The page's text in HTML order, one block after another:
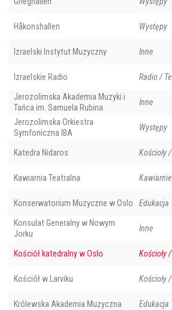
Håkonshallen Występy
Izraelski Instytut Muzyczny Inne
Izraelskie Radio Radio /
Jerozolimska Akademia Muzyki i
Tańca im. Samuela Rubina
Inne
Jerozolimska Orkiestra
Symfoniczna IBA
Występy
Katedra Nidaros Kościoły
Kawiarnia Teatralna Kawiarnie
Konserwatorium Muzyczne w Oslo Edukacja
Konsulat Generalny w Nowym
Jorku
Inne
Kościół katedralny w Oslo Kościoły
Kościół w Larviku Kościoły
Królewska Akademia Muzyczna Edukacja